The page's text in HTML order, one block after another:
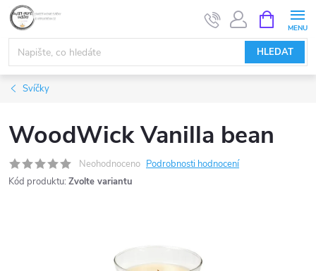
Přejít
obsah
HLEDAT
NÁKUPNÍ
KOŠÍK
Svíčky
WoodWick Vanilla bean
Neohodnoceno Podrobnosti hodnocení
Kód produktu: Zvolte variantu